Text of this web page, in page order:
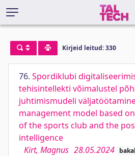
Kirjeid leitud: 330
76. Spordiklubi
tehisintellekti võimalustel
juhtimismudeli
management model based
of the sports club and the
intelligence
Kirt, Magnus 28.05.2024